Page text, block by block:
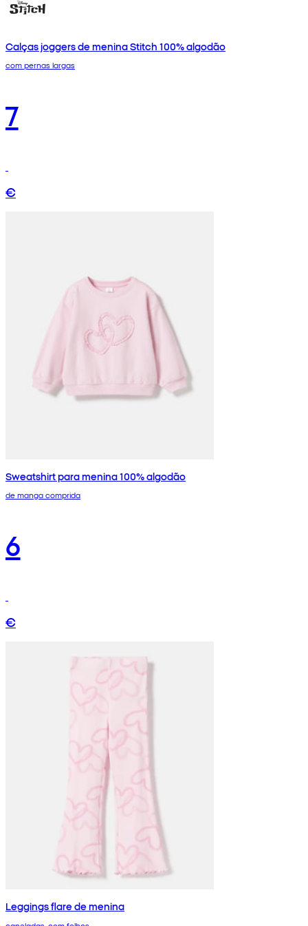
Calças joggers de menina Stitch 100% algodão
com pernas largas
7
€
Sweatshirt para menina 100% algodão
de manga comprida
6
€
Leggings flare de menina